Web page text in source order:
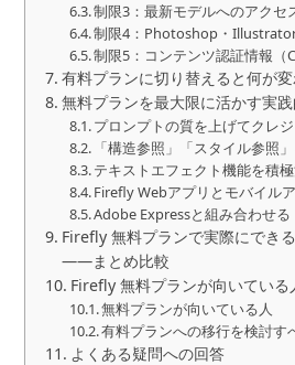
制限3：最新モデルへのアクセ
制限4：Photoshop・
制限5：コンテンツ認証情報（
有料プランに切り替えると何が変
無料プランを最大限に活かす実
プロンプトの質を上げてクレ
「構造参照」「スタイル参照
テキストエフェクト機能を積
Firefly Webアプリとモバイル
Adobe Expressと組み合わせる
Firefly 無料プランで実際にでき
——まとめ比較
Firefly 無料プランが向いている
無料プランが向いている人
有料プランへの移行を検討す
よくある疑問への回答